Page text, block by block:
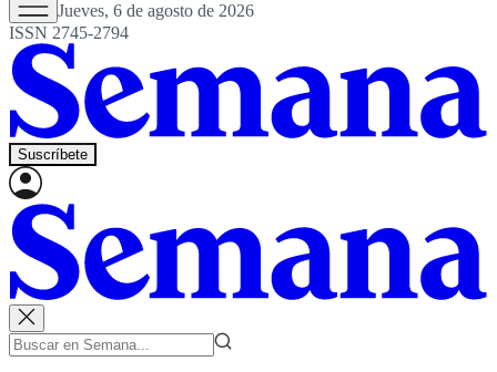
Jueves, 6 de agosto de 2026
ISSN 2745-2794
Suscríbete